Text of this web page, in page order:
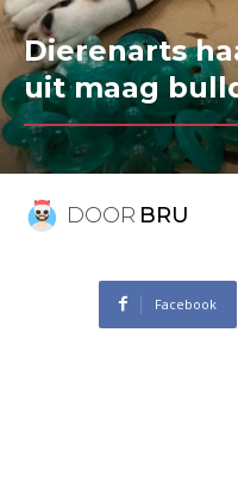
Dierenarts
uit maag
DOOR BRU
Facebook